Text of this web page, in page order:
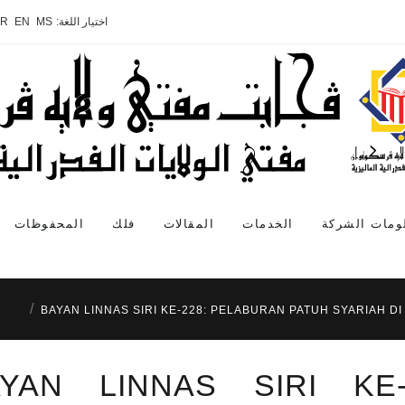
اختيار اللغة: MS
EN
الشركة الخدمات المقالات فلك المحفوظات
BAYAN LINNAS SIRI KE-228: PELABURAN PATUH SYARIAH
LINNAS SIRI KE-